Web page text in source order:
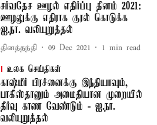
சர்வதேச ஊழல் எதிர்ப்பு தினம் 2021:
ஊழலுக்கு எதிராக குரல் கொடுக்க
ஐ.நா. வலியுறுத்தல்
தினத்தந்தி 09 Dec 2021 1 min read
உலக செய்திகள்
காஷ்மீர் பிரச்னைக்கு இந்தியாவும்,
பாகிஸ்தானும் அமைதியான முறையில்
தீர்வு காண வேண்டும் - ஐ.நா.
வலியுறுத்தல்